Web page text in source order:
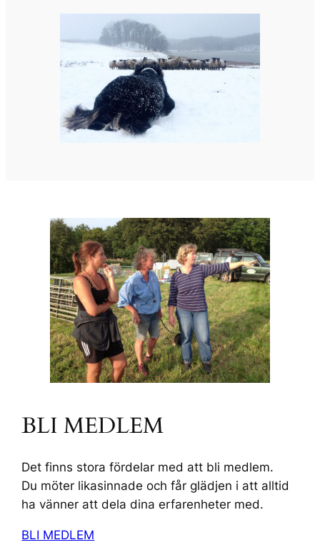
BLI MEDLEM
Det finns stora fördelar med att bli medlem.
Du möter likasinnade och får glädjen i att alltid
ha vänner att dela dina erfarenheter med.
BLI MEDLEM